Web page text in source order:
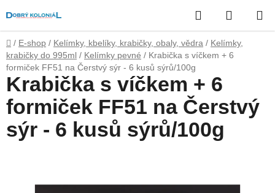
na
obsah
Hledat
KOŠÍK
Domů
/ E-shop / Kelímky, kbelíky, krabičky, obaly, vědra / Kelímky,
krabičky do 995ml / Kelímky pevné / Krabička s víčkem + 6
formiček FF51 na Čerstvý sýr - 6 kusů sýrů/100g
Krabička s víčkem + 6
formiček FF51 na Čerstvý
sýr - 6 kusů sýrů/100g